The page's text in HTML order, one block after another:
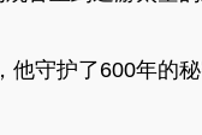
守护了600年的